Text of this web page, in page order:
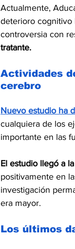
Actualmente,
deterioro cognitivo
controversia con
tratante.
Actividades
cerebro
Nuevo estudio ha
cualquiera de los
importante en las
El estudio llegó a
positivamente en
investigación
era mayor.
Los últimos